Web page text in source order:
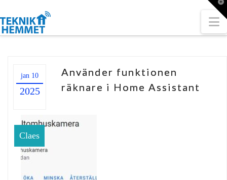
jan 10
2025
Använder funktionen
räknare i Home Assistant
Claes